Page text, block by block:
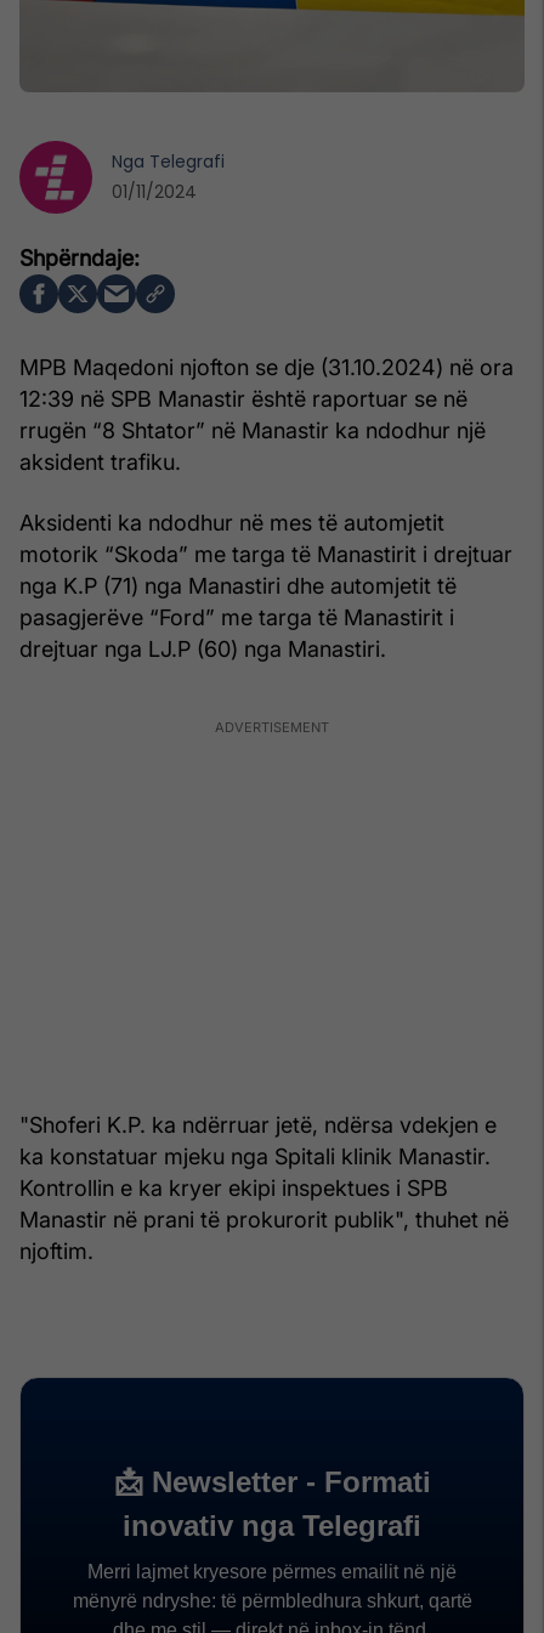
MPB Maqedoni njofton se dje (31.10.2024) në ora
12:39 në SPB Manastir është raportuar se në
rrugën “8 Shtator” në Manastir ka ndodhur një
aksident trafiku.
Aksidenti ka ndodhur në mes të automjetit
motorik “Skoda” me targa të Manastirit i drejtuar
nga K.P (71) nga Manastiri dhe automjetit të
pasagjerëve “Ford” me targa të Manastirit i
drejtuar nga LJ.P (60) nga Manastiri.
"Shoferi K.P. ka ndërruar jetë, ndërsa vdekjen e
ka konstatuar mjeku nga Spitali klinik Manastir.
Kontrollin e ka kryer ekipi inspektues i SPB
Manastir në prani të prokurorit publik", thuhet në
njoftim.
Nga Telegrafi
01/11/2024